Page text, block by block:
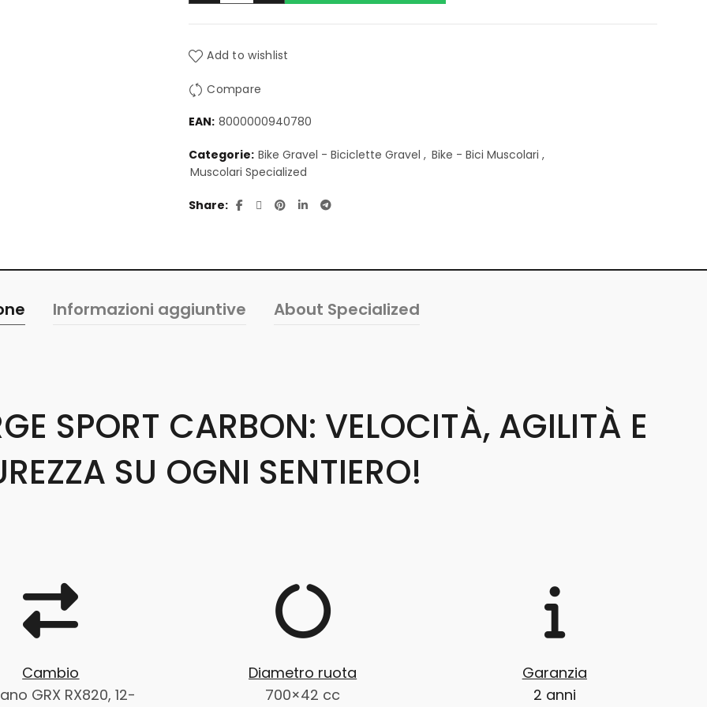
Add to wishlist
Compare
EAN: 8000000940780
Categorie: Bike Gravel - Biciclette Gravel , Bike - Bici Muscolari ,
Muscolari Specialized
Share
Informazioni aggiuntive About Specialized
SPORT CARBON: VELOCITÀ, AGILITÀ E
SU OGNI SENTIERO!
Cambio
GRX RX820, 12-
Diametro ruota
700×42 cc
Garanzia
2 anni